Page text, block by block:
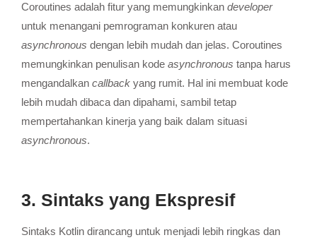
Coroutines adalah fitur yang memungkinkan developer
untuk menangani pemrograman konkuren atau
asynchronous dengan lebih mudah dan jelas. Coroutines
memungkinkan penulisan kode asynchronous tanpa harus
mengandalkan callback yang rumit. Hal ini membuat kode
lebih mudah dibaca dan dipahami, sambil tetap
mempertahankan kinerja yang baik dalam situasi
asynchronous.
3. Sintaks yang Ekspresif
Sintaks Kotlin dirancang untuk menjadi lebih ringkas dan